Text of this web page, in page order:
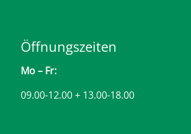
Öffnungszeiten
Mo – Fr:
09.00-12.00 + 13.00-18.00